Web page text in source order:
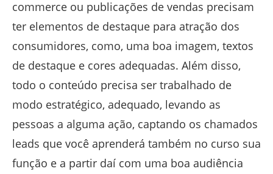
commerce ou publicações de vendas precisam
ter elementos de destaque para atração dos
consumidores, como, uma boa imagem, textos
de destaque e cores adequadas. Além disso,
todo o conteúdo precisa ser trabalhado de
modo estratégico, adequado, levando as
pessoas a alguma ação, captando os chamados
leads que você aprenderá também no curso sua
função e a partir daí com uma boa audiência